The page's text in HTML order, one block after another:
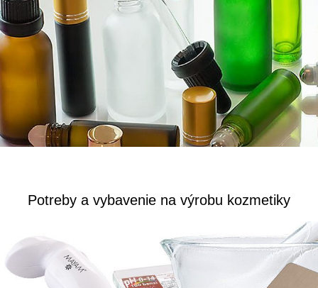
Potreby a vybavenie na výrobu kozmetiky